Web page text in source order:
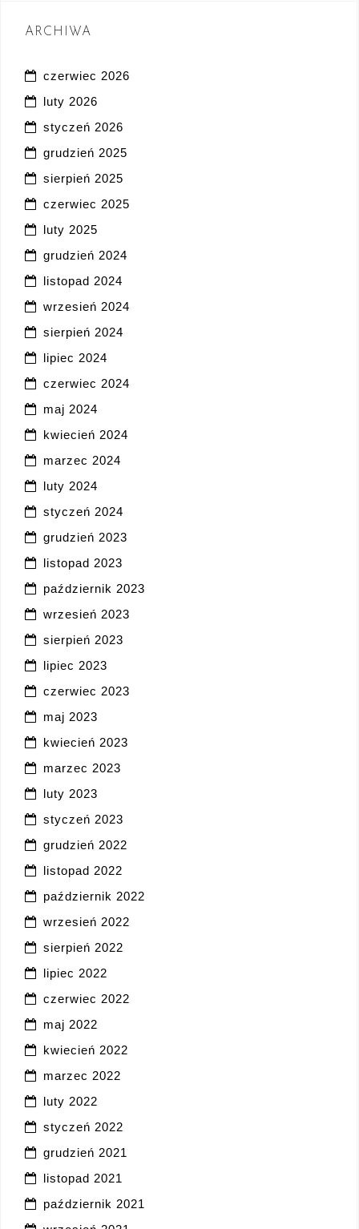
ARCHIWA
czerwiec 2026
luty 2026
styczeń 2026
grudzień 2025
sierpień 2025
czerwiec 2025
luty 2025
grudzień 2024
listopad 2024
wrzesień 2024
sierpień 2024
lipiec 2024
czerwiec 2024
maj 2024
kwiecień 2024
marzec 2024
luty 2024
styczeń 2024
grudzień 2023
listopad 2023
październik 2023
wrzesień 2023
sierpień 2023
lipiec 2023
czerwiec 2023
maj 2023
kwiecień 2023
marzec 2023
luty 2023
styczeń 2023
grudzień 2022
listopad 2022
październik 2022
wrzesień 2022
sierpień 2022
lipiec 2022
czerwiec 2022
maj 2022
kwiecień 2022
marzec 2022
luty 2022
styczeń 2022
grudzień 2021
listopad 2021
październik 2021